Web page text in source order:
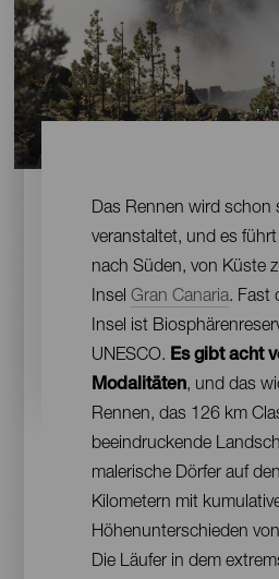
Contenido
Das Rennen wird schon
veranstaltet, und es
nach Süden, von Küste
Insel Gran Canaria. Fast
Insel ist
UNESCO. Es gibt acht
Modalitäten, und das
Rennen, das 126 km
beeindruckende
malerische Dörfer auf
Kilometern mit
Höhenunterschieden
Die Läufer in dem